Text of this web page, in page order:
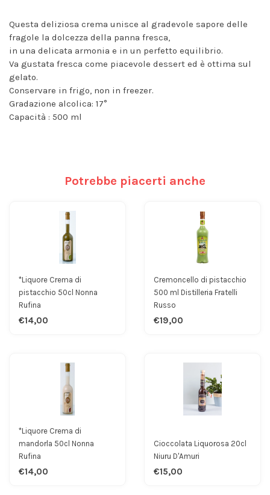
Questa deliziosa crema unisce al gradevole sapore delle
fragole la dolcezza della panna fresca,
in una delicata armonia e in un perfetto equilibrio.
Va gustata fresca come piacevole dessert ed è ottima sul
gelato.
Conservare in frigo, non in freezer.
Gradazione alcolica: 17°
Capacità : 500 ml
Potrebbe piacerti anche
*Liquore Crema di
pistacchio 50cl Nonna
Rufina
€14,00
Cremoncello di pistacchio
500 ml Distilleria Fratelli
Russo
€19,00
*Liquore Crema di
mandorla 50cl Nonna
Rufina
€14,00
Cioccolata Liquorosa 20cl
Niuru D'Amuri
€15,00